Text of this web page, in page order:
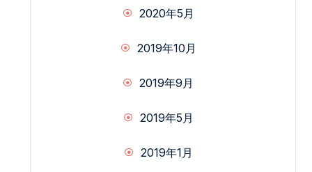
2020年5月
2019年10月
2019年9月
2019年5月
2019年1月